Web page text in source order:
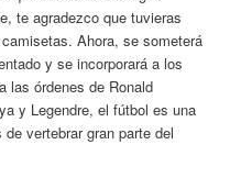
te agradezco que tuvieras
Ahora, se someterá
y se incorporará a los
las órdenes de Ronald
y Legendre, el fútbol es una
vertebrar gran parte del